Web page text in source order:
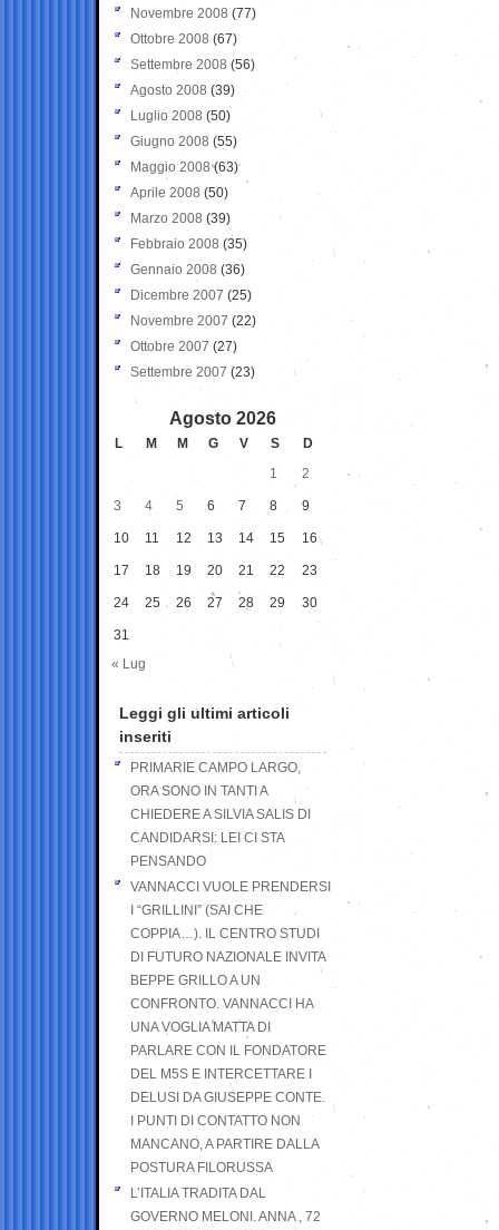
Novembre 2008 (77)
Ottobre 2008 (67)
Settembre 2008 (56)
Agosto 2008 (39)
Luglio 2008 (50)
Giugno 2008 (55)
Maggio 2008(63)
Aprile 2008 (50)
Marzo 2008 (39)
Febbraio 2008 (35)
Gennaio 2008 (36)
Dicembre 2007 (25)
Novembre 2007 (22)
Ottobre 2007 (27)
Settembre 2007 (23)
Agosto 2026
L M M G V S
D
1
2
3 4 5 6 7 8 9
10 11 12 13 14 15 16
17 18 19 20 21 22 23
24 25 26 27 28 29 30
31
« Lug
Leggi gli ultimi articoli
inseriti
PRIMARIE CAMPO LARGO,
ORA SONO IN TANTI A
CHIEDERE A SILVIA SALIS DI
CANDIDARSI: LEI CI STA
PENSANDO
VANNACCI VUOLE PRENDERSI
I “GRILLINI” (SAI CHE
COPPIA…). IL CENTRO STUDI
DI FUTURO NAZIONALE INVITA
BEPPE GRILLO A UN
CONFRONTO. VANNACCI HA
UNA VOGLIA MATTA DI
PARLARE CON IL FONDATORE
DEL M5S E INTERCETTARE I
DELUSI DA GIUSEPPE CONTE.
I PUNTI DI CONTATTO NON
MANCANO, A PARTIRE DALLA
POSTURA FILORUSSA
L’ITALIA TRADITA DAL
GOVERNO MELONI. ANNA , 72